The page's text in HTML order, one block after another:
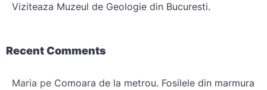
Viziteaza Muzeul de Geologie din Bucuresti.
Recent Comments
Maria pe Comoara de la metrou. Fosilele din marmura